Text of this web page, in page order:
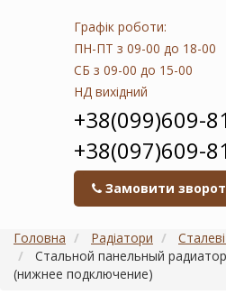
Графік роботи:
ПН-ПТ з 09-00 до 18-00
СБ з 09-00 до 15-00
НДвихідний
+38(099)609-
+38(097)609-
Замовити
Головна Радіатори
Стальной панельный
(нижнее подключение)